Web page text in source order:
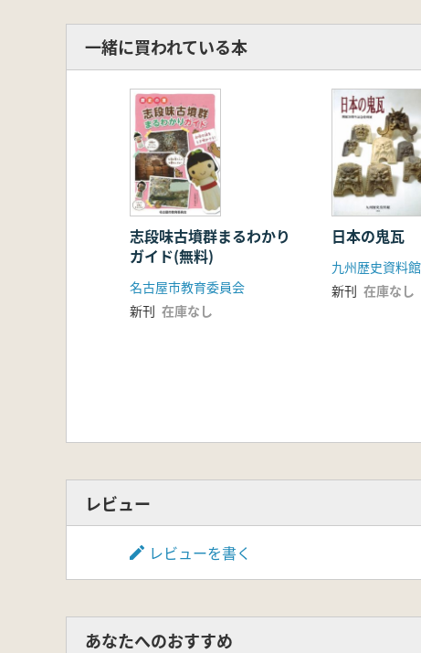
一緒に買われている本
志段味古墳群まるわかり
ガイド(無料)
名古屋市教育委員会
新刊 在庫なし
日本の鬼瓦
九州歴史資料館
新刊 在庫なし
レビュー
レビューを書く
あなたへのおすすめ